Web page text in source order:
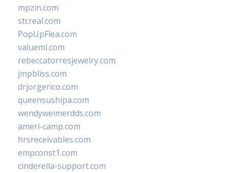
mpzin.com
stcreal.com
PopUpFlea.com
valueml.com
rebeccatorresjewelry.com
jmpbliss.com
drjorgerico.com
queensushipa.com
wendyweimerdds.com
ameri-camp.com
hrsreceivables.com
empconst1.com
cinderella-support.com